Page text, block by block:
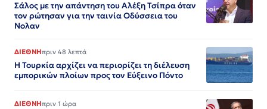
Σάλος με την απάντηση του Αλέξη Τσίπρα όταν
τον ρώτησαν για την ταινία Οδύσσεια του
Νολαν
ΔΙΕΘΝΗπριν 48 λεπτά
Η Τουρκία αρχίζει να περιορίζει τη διέλευση
εμπορικών πλοίων προς τον Εύξεινο Πόντο
ΔΙΕΘΝΗπριν 1 ώρα